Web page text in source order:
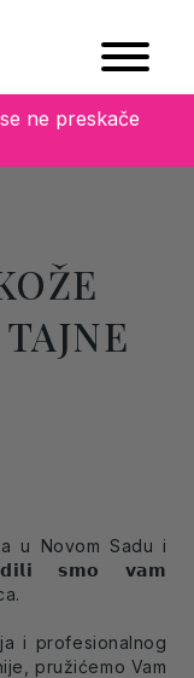
ne preskače
u Novom Sadu i
𝘀𝗺𝗼 𝘃𝗮𝗺
i profesionalnog
pružićemo Vam